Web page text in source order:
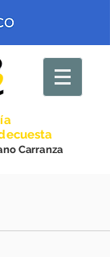
a
Carranza